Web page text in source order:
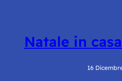
Natale in
16